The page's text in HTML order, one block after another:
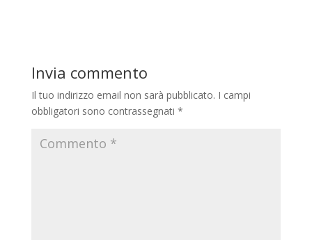
Invia commento
Il tuo indirizzo email non sarà pubblicato. I campi
obbligatori sono contrassegnati *